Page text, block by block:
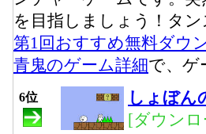
を目指しましょう！タ
第1回おすすめ無料ダウ
青鬼のゲーム詳細で、ゲ
6位
しょぼん
[ダウン